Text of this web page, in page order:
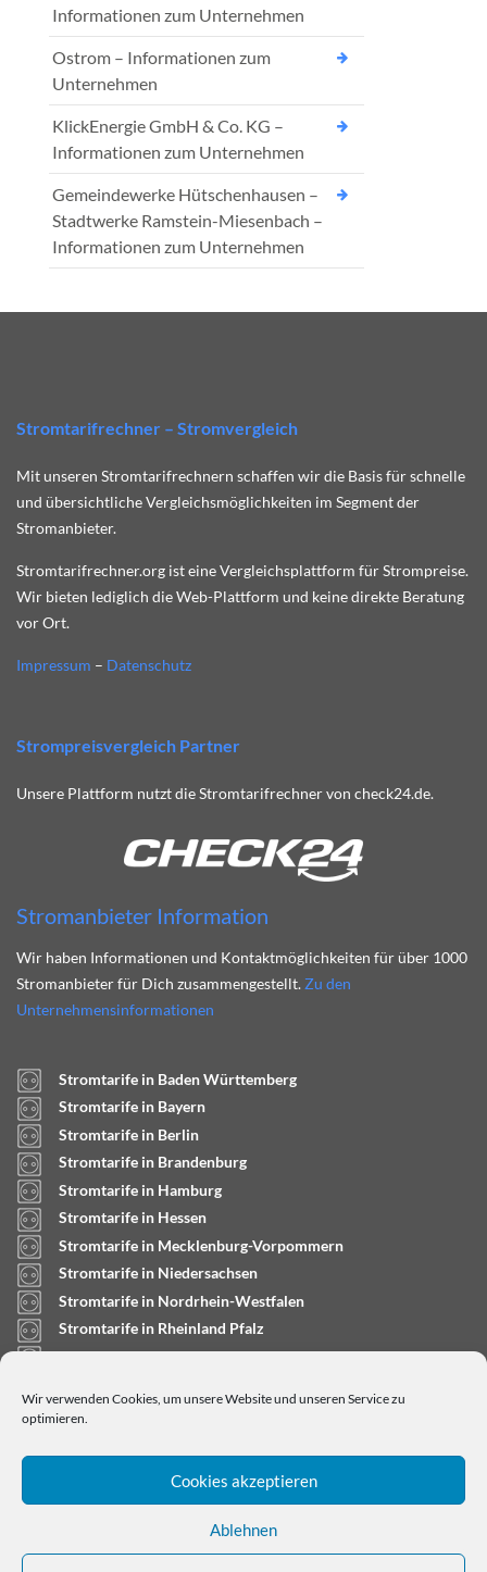
Wir verwenden Cookies, um unsere Website und unseren Service zu
optimieren.
Cookies akzeptieren
Ablehnen
Informationen zum Unternehmen
Ostrom – Informationen zum
Unternehmen
KlickEnergie GmbH & Co. KG –
Informationen zum Unternehmen
Gemeindewerke Hütschenhausen –
Stadtwerke Ramstein-Miesenbach –
Informationen zum Unternehmen
Stromtarifrechner – Stromvergleich
Mit unseren Stromtarifrechnern schaffen wir die Basis für schnelle
und übersichtliche Vergleichsmöglichkeiten im Segment der
Stromanbieter.
Stromtarifrechner.org ist eine Vergleichsplattform für Strompreise.
Wir bieten lediglich die Web-Plattform und keine direkte Beratung
vor Ort.
Impressum – Datenschutz
Strompreisvergleich Partner
Unsere Plattform nutzt die Stromtarifrechner von check24.de.
Stromanbieter Information
Wir haben Informationen und Kontaktmöglichkeiten für über 1000
Stromanbieter für Dich zusammengestellt. Zu den
Unternehmensinformationen
Stromtarife in Baden Württemberg
Stromtarife in Bayern
Stromtarife in Berlin
Stromtarife in Brandenburg
Stromtarife in Hamburg
Stromtarife in Hessen
Stromtarife in Mecklenburg-Vorpommern
Stromtarife in Niedersachsen
Stromtarife in Nordrhein-Westfalen
Stromtarife in Rheinland Pfalz
Stromtarife in Saarland
Stromtarife in Schleswig-Holstein